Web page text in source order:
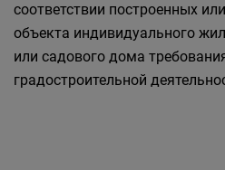
соответствии построенных
объекта индивидуального
или садового дома
градостроительной